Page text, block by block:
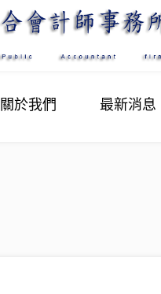
關於我們 最新消息